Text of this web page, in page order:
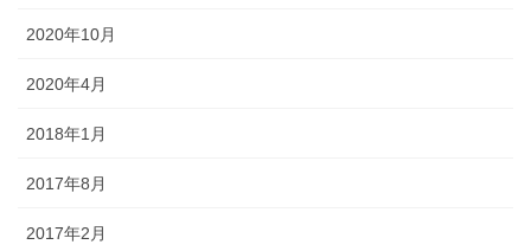
2020年10月
2020年4月
2018年1月
2017年8月
2017年2月